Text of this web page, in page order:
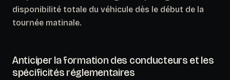
disponibilité totale du véhicule dès le début de la
tournée matinale.
Anticiper la formation des conducteurs et les
spécificités réglementaires